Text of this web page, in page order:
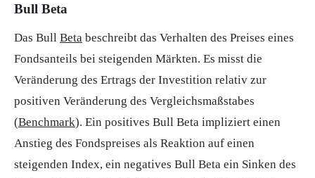
Bull Beta
Das Bull Beta beschreibt das Verhalten des Preises eines
Fondsanteils bei steigenden Märkten. Es misst die
Veränderung des Ertrags der Investition relativ zur
positiven Veränderung des Vergleichsmaßstabes
(Benchmark). Ein positives Bull Beta impliziert einen
Anstieg des Fondspreises als Reaktion auf einen
steigenden Index, ein negatives Bull Beta ein Sinken des